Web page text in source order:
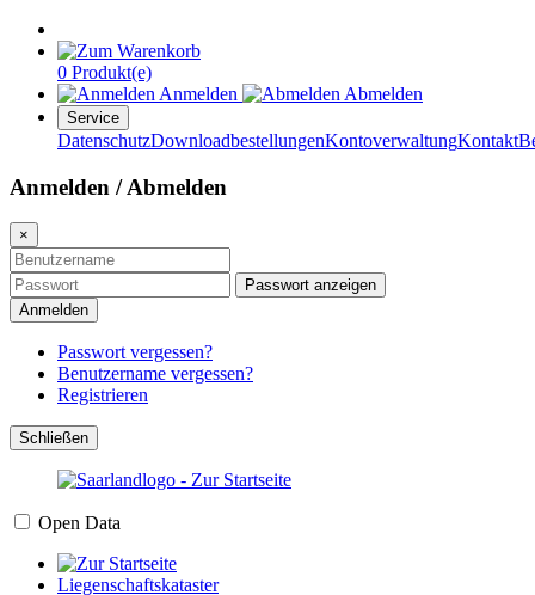
0 Produkt(e)
Anmelden
Abmelden
Service
DatenschutzDownloadbestellungenKontoverwaltungKontakt
Anmelden / Abmelden
×
Passwort anzeigen
Anmelden
Passwort vergessen?
Benutzername vergessen?
Registrieren
Schließen
Open Data
Liegenschaftskataster